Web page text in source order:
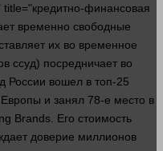
финансовая
временно свободные
их во временное
ссуд) посредничает во
России вошел в топ-25
и занял 78-е место в
Brands. Его стоимость
доверие миллионов